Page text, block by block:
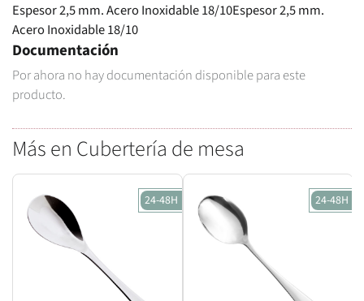
Espesor 2,5 mm. Acero Inoxidable 18/10Espesor 2,5 mm.
Acero Inoxidable 18/10
Documentación
Por ahora no hay documentación disponible para este
producto.
Más en Cubertería de mesa
24-48H 24-48H